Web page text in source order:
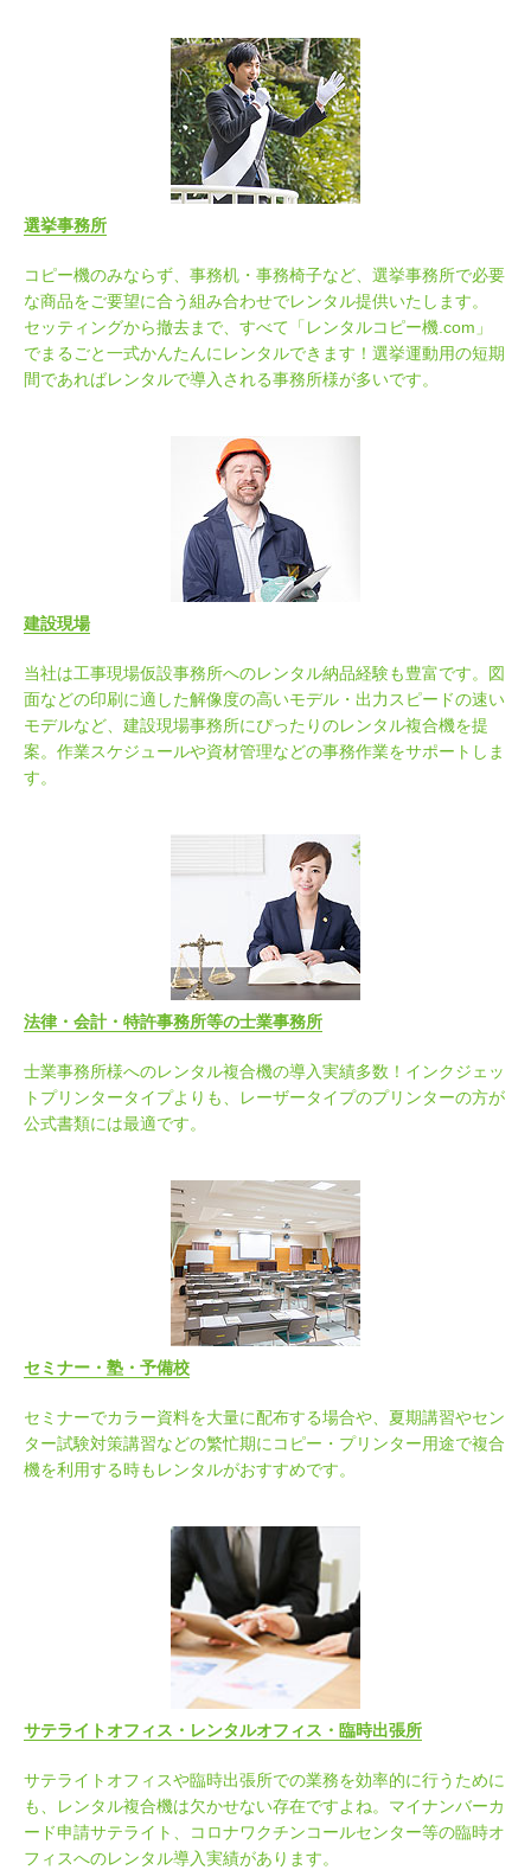
選挙事務所
コピー機のみならず、事務机・事務椅子など、選挙事務所で必要
な商品をご要望に合う組み合わせでレンタル提供いたします。
セッティングから撤去まで、すべて「レンタルコピー機.com」
でまるごと一式かんたんにレンタルできます！選挙運動用の短期
間であればレンタルで導入される事務所様が多いです。
建設現場
当社は工事現場仮設事務所へのレンタル納品経験も豊富です。図
面などの印刷に適した解像度の高いモデル・出力スピードの速い
モデルなど、建設現場事務所にぴったりのレンタル複合機を提
案。作業スケジュールや資材管理などの事務作業をサポートしま
す。
法律・会計・特許事務所等の士業事務所
士業事務所様へのレンタル複合機の導入実績多数！インクジェッ
トプリンタータイプよりも、レーザータイプのプリンターの方が
公式書類には最適です。
セミナー・塾・予備校
セミナーでカラー資料を大量に配布する場合や、夏期講習やセン
ター試験対策講習などの繁忙期にコピー・プリンター用途で複合
機を利用する時もレンタルがおすすめです。
サテライトオフィス・レンタルオフィス・臨時出張所
サテライトオフィスや臨時出張所での業務を効率的に行うために
も、レンタル複合機は欠かせない存在ですよね。マイナンバーカ
ード申請サテライト、コロナワクチンコールセンター等の臨時オ
フィスへのレンタル導入実績があります。